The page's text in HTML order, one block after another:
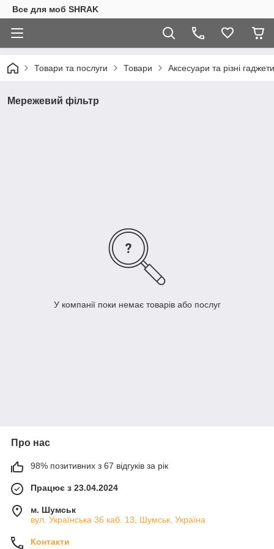
Все для моб SHRAK
Товари та послуги Товари Аксесуари та різні гаджети
Мережевий фільтр
У компанії поки немає товарів або послуг
Про нас
98% позитивних з 67 відгуків за рік
Працює з 23.04.2024
м. Шумськ
вул. Українська 36 каб. 13, Шумськ, Україна
Контакти